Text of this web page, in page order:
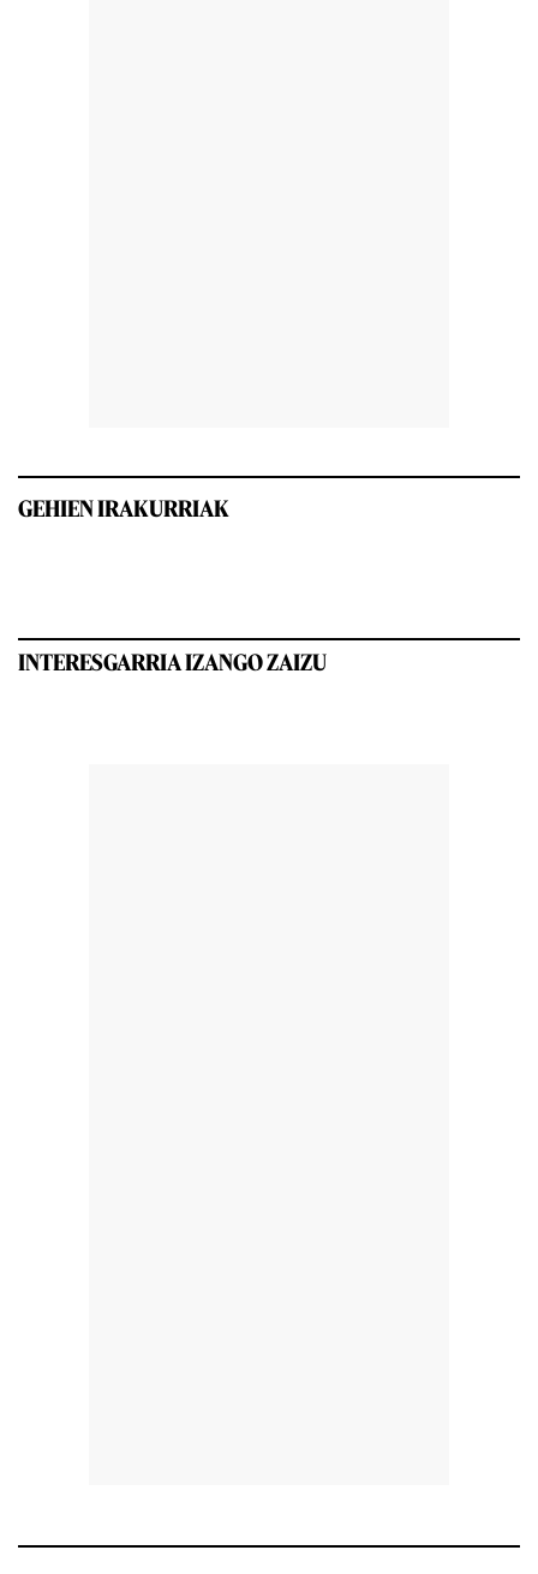
GEHIEN IRAKURRIAK
INTERESGARRIA IZANGO ZAIZU